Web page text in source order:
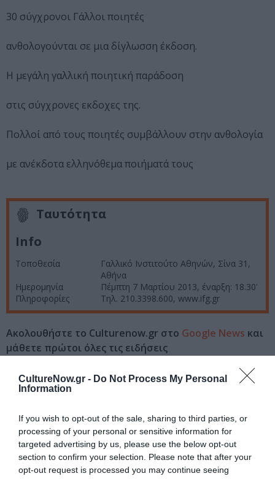
CultureNow.gr - Do Not Process My Personal
Information
If you wish to opt-out of the sale, sharing to third parties, or
processing of your personal or sensitive information for
targeted advertising by us, please use the below opt-out
section to confirm your selection. Please note that after your
opt-out request is processed you may continue seeing
30 σύγχρονοι Γάλλοι ποιητές
ανθολογούνται σε μια δίγλωσση έκδοση.
Η μεγάλη γαλλική ποιητική παράδοση
στις σύγχρονες εκδοχες της.
Πολλοί από τους ποιητές συμβάλλουν στην ανθολογία
με ανέκδοτα ελληνόθεμα ποιήματά τους
Ταυτότητα
Info
Τοποθεσία
Γαλλικό Ινστιτούτο Αθηνών, Σίνα 31,
Αθήνα
Ημερομηνία
Πέμπτη 7 Μαρτίου 2013, έναρξη: 18.30'
Πληροφορίες
Τηλ. 210.3398.600, www.ifg.gr
Ακολουθήστε το Culturenow.gr στο Google News και
μάθετε πρώτοι όλες τις ειδήσεις
Δείτε όλα τατελευταία νέαγια την Τέχνη και τον
Πολιτισμό στο
Νέοι Διαγωνισμοί❯
Tags
ΓΑΛΛΙΚΟ ΙΝΣΤΙΤΟΥΤΟ ΑΘΗΝΩΝ ΕΚΔΟΣΕΙΣ ΑΓΡΑ